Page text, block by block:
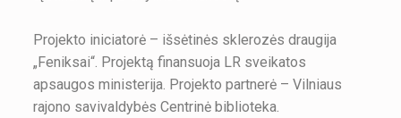
Projekto iniciatorė – išsėtinės sklerozės draugija
„Feniksai“. Projektą finansuoja LR sveikatos
apsaugos ministerija. Projekto partnerė – Vilniaus
rajono savivaldybės Centrinė biblioteka.